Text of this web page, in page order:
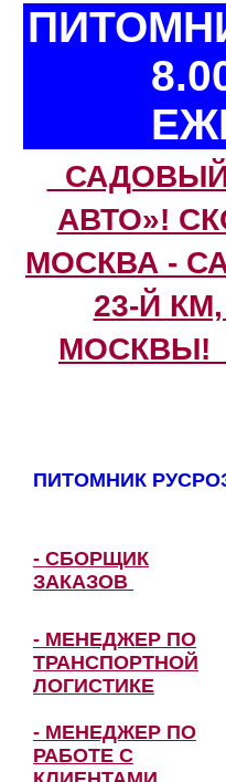
АВТО»!
МОСКВА -
23-Й
МОСКВЫ!
ПИТОМНИК
- СБОРЩИК
ЗАКАЗОВ
- МЕНЕДЖЕР ПО
ТРАНСПОРТНОЙ
ЛОГИСТИКЕ
- МЕНЕДЖЕР ПО
РАБОТЕ С